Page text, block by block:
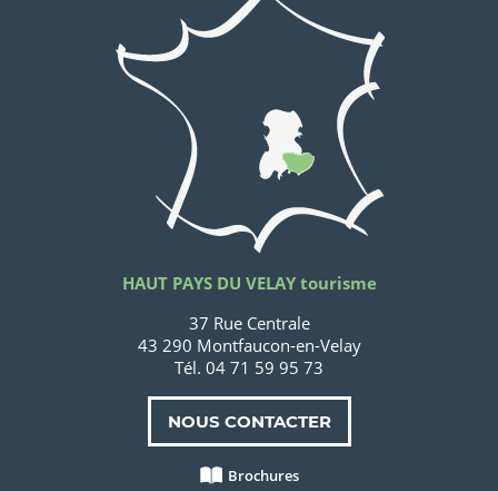
HAUT PAYS DU VELAY tourisme
37 Rue Centrale
43 290 Montfaucon-en-Velay
Tél. 04 71 59 95 73
NOUS CONTACTER
Brochures